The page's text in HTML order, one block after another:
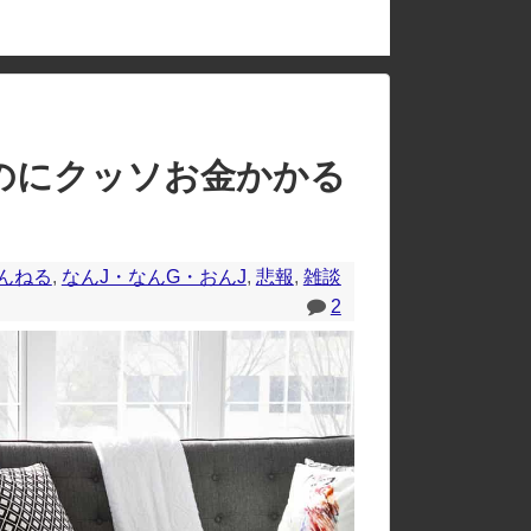
にクッソお金かかる
ねる, なんJ・なんG・おんJ, 悲報, 雑談
2